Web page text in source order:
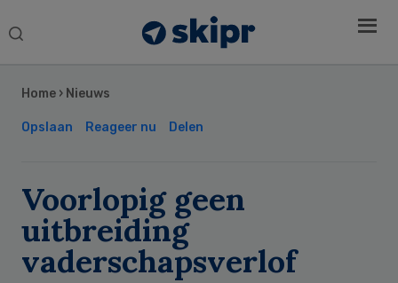
Search
Home › Nieuws
Opslaan Reageer nu Delen
Voorlopig geen
uitbreiding
vaderschapsverlof
Sidebar